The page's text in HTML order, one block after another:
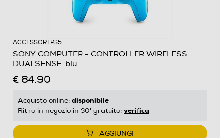
ACCESSORI PS5
SONY COMPUTER - CONTROLLER WIRELESS
DUALSENSE-blu
€ 84,90
Acquisto online: disponibile
Ritiro in negozio in 30' gratuito: verifica
AGGIUNGI